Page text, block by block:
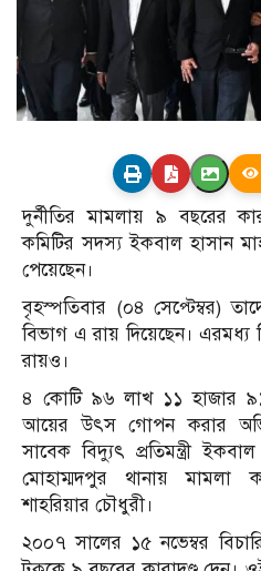
দুর্নীতির মামলায় ৯ বছরের
কমিটির সদস্য ইকবাল হাসান
পেয়েছেন।
বৃহস্পতিবার (০৪ সেপ্টেম্বর)
বিভাগ এ রায় দিয়েছেন। এরমধ্য
রায়ও।
৪ কোটি ৯৬ লাখ ১১ হাজার
আয়ের উৎস গোপন করার
সাবেক বিদ্যুৎ প্রতিমন্ত্রী
মোহাম্মদপুর থানায় মামলা
শাহরিয়ার চৌধুরী।
২০০৭ সালের ১৫ নভেম্বর